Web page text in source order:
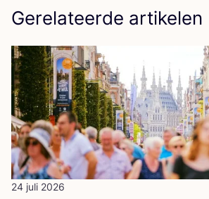
Gerelateerde artikelen
24 juli 2026